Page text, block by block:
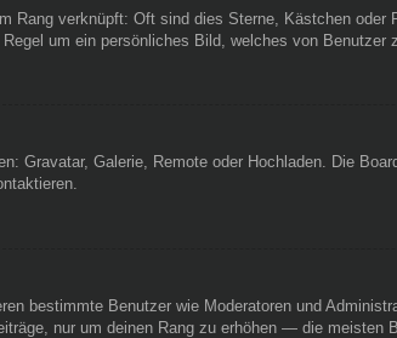
verknüpft: Oft sind dies Sterne, Kästchen oder
um ein persönliches Bild, welches von Benutzer
Gravatar, Galerie, Remote oder Hochladen. Die
bestimmte Benutzer wie Moderatoren und
nur um deinen Rang zu erhöhen — die meisten